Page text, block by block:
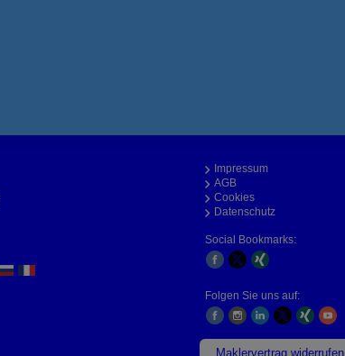
Impressum
AGB
Cookies
Datenschutz
Social Bookmarks:
Folgen Sie uns auf:
Maklervertrag widerrufen